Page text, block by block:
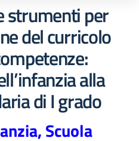
strumenti per
del curricolo
alla
di I grado
Scuola